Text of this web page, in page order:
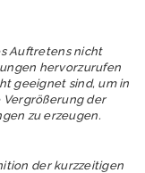
Auftretens nicht
hervorzurufen
geeignet sind, um in
der
zu erzeugen.
der kurzzeitigen